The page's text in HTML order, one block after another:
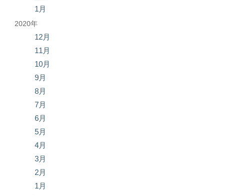
1月
2020年
12月
11月
10月
9月
8月
7月
6月
5月
4月
3月
2月
1月